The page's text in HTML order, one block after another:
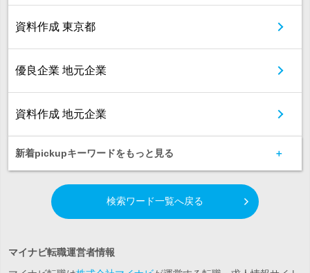
資料作成 東京都
優良企業 地元企業
資料作成 地元企業
新着pickupキーワードをもっと見る
検索ワード一覧へ戻る
マイナビ転職運営者情報